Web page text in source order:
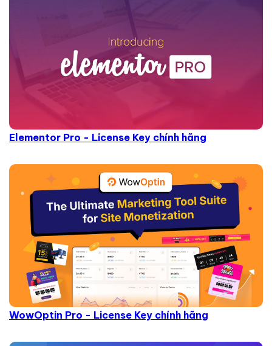
Elementor Pro - License Key chính hãng
WowOptin Pro - License Key chính hãng